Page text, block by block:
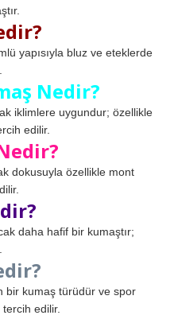
yapısıyla bluz ve eteklerde
Nedir?
iklimlere uygundur; özellikle
edilir.
dokusuyla özellikle mont
daha hafif bir kumaştır;
bir kumaş türüdür ve spor
edilir.